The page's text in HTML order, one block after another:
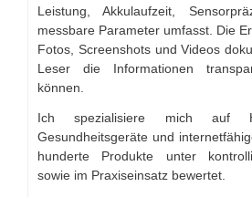
Leistung, Akkulaufzeit,
messbare Parameter umfasst. Die
Fotos, Screenshots und Videos
Leser die Informationen
können.
Ich spezialisiere mich auf
Gesundheitsgeräte und
hunderte Produkte unter
sowie im Praxiseinsatz bewertet.